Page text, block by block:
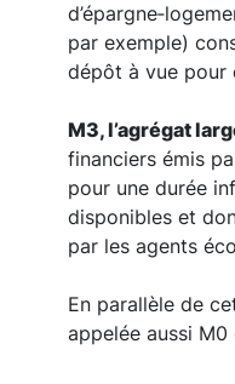
par exemple)
dépôt à vue pour
M3, l’agrégat
financiers émis
pour une durée
disponibles et
par les agents
En parallèle de
appelée aussi